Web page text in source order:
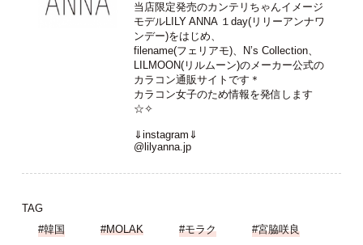
当店限定発売のカンテリちゃんイメージ
モデルLILY ANNA １day(リリーアンナワ
ンデー)をはじめ、
filename(フェリアモ)、N’s Collection、
LILMOON(リルムーン)のメーカー公式の
カラコン通販サイトです＊
カラコン女子のため情報を発信します
☆✧
⇓instagram⇓
@lilyanna.jp
TAG
#韓国
#MOLAK #モラク #宮脇咲良